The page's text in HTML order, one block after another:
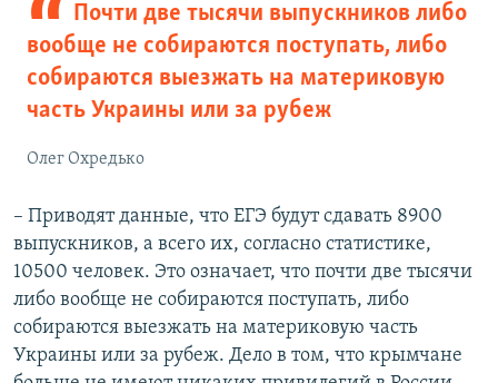
Почти две тысячи выпускников либо
вообще не собираются поступать, либо
собираются выезжать на материковую
часть Украины или за рубеж
Олег Охредько
– Приводят данные, что ЕГЭ будут сдавать 8900
выпускников, а всего их, согласно статистике,
10500 человек. Это означает, что почти две тысячи
либо вообще не собираются поступать, либо
собираются выезжать на материковую часть
Украины или за рубеж. Дело в том, что крымчане